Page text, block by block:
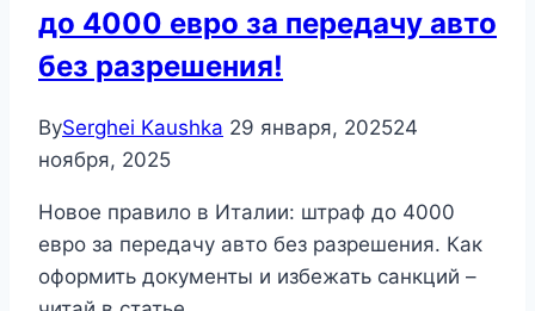
до 4000 евро за передачу авто
без разрешения!
BySerghei Kaushka 29 января, 202524
ноября, 2025
Новое правило в Италии: штраф до 4000
евро за передачу авто без разрешения. Как
оформить документы и избежать санкций –